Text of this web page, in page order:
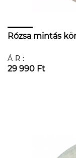
Rózsa mintás
ÁR:
29 990 Ft